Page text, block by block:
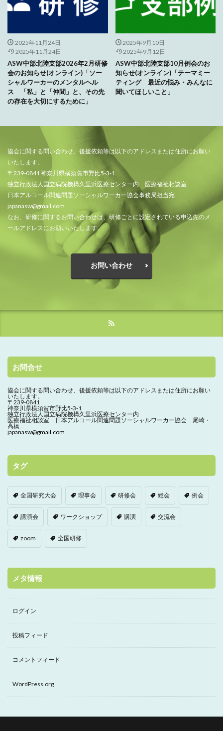
2025年11月24日
2025年11月24日
ASW中部北陸支部2026年2月研修
会のお知らせ(オンライン)「ソー
シャルワーカーのメンタルヘル
ス 「私」と「仲間」と、その先
の存在を大切にするために」
2025年9月10日
2025年9月12日
ASW中部北陸支部10月例会のお
知らせ(オンライン)「テーマミー
ティング 最近の悩み・みんなに
聞いてほしいこと」
協会に関する問い合わせ、後援依頼等は以下のアドレスまたは住所にお願い
いたします。
〒239-0841 神奈川県横須賀市野比5-3-1
独立行政法人国立病院機構久里浜医療センター内 医療福祉相談室
日本アルコール関連問題ソーシャルワーカー協会事務局担当宛
japanasw@gmail.com
なお、研修に関するお問い合わせは、研修ごとに設定されている申込先のメ
ールアドレスにお願いいたします。
お問い合わせ
お問合せ
協会に関する問い合わせ、 後援依頼等は以下のアドレスまたは住所にお願い
いたします。
〒239-0841
神奈川県横須賀市野比5-3-1
独立行政法人国立病院機構久里浜医療センター内
医療福祉相談室 日本アルコール関連問題ソーシャルワーカー協会 尾崎・
高橋
japanasw@gmail.com
タグ
全国研究大会 理事会 研修会 総会 例会
講演会 ワークショップ 講演 交流会
zoom 全国研修
メタ情報
ログイン
投稿フィード
コメントフィード
WordPress.org